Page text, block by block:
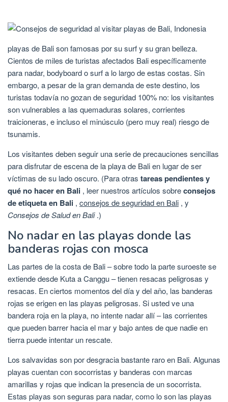
playas de Bali son famosas por su surf y su gran belleza.
Cientos de miles de turistas afectados Bali específicamente
para nadar, bodyboard o surf a lo largo de estas costas. Sin
embargo, a pesar de la gran demanda de este destino, los
turistas todavía no gozan de seguridad 100% no: los visitantes
son vulnerables a las quemaduras solares, corrientes
traicioneras, e incluso el minúsculo (pero muy real) riesgo de
tsunamis.
Los visitantes deben seguir una serie de precauciones sencillas
para disfrutar de escena de la playa de Bali en lugar de ser
víctimas de su lado oscuro. (Para otras tareas pendientes y
qué no hacer en Bali , leer nuestros artículos sobreconsejos
de etiqueta en Bali , consejos de seguridad en Bali , y
Consejos de Salud en Bali.)
No nadar en las playas donde las
banderas rojas con mosca
Las partes de la costa de Bali – sobre todo la parte suroeste se
extiende desde Kuta a Canggu – tienen resacas peligrosas y
resacas. En ciertos momentos del día y del año, las banderas
rojas se erigen en las playas peligrosas. Si usted ve una
bandera roja en la playa, no intente nadar allí – las corrientes
que pueden barrer hacia el mar y bajo antes de que nadie en
tierra puede intentar un rescate.
Los salvavidas son por desgracia bastante raro en Bali. Algunas
playas cuentan con socorristas y banderas con marcas
amarillas y rojas que indican la presencia de un socorrista.
Estas playas son seguras para nadar, como lo son las playas